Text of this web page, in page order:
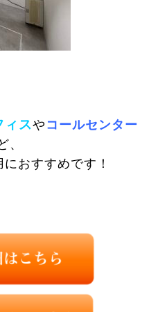
ィスや コールセンター
、
おすすめです！